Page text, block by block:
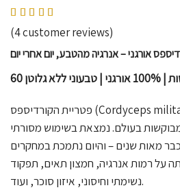
(4customer reviews)
אורגני – אנרגיה מהטבע, יום אחרי יום
ללא גלוטן
פטריית הקורדיספס (Cordyceps militaris) היא אחת הפטריות
בעולם. נמצאת בשימוש מסורתי
מאות שנים – והיום נתמכת במחקרים
על רמות אנרגיה, חמצון תאים, תפקוד
נשימתי וחיסוני, איזון סוכר, ועוד.